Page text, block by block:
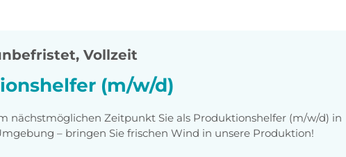
Vollzeit
(m/w/d)
nächstmöglichen Zeitpunkt Sie als Produktionshelfer (m/w/d) in
– bringen Sie frischen Wind in unsere Produktion!